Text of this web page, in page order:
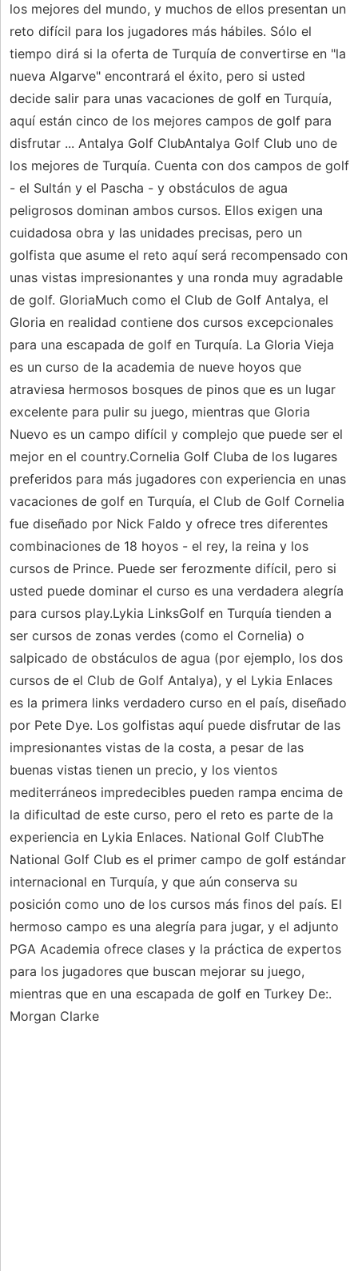
los mejores del mundo, y muchos de ellos presentan un
reto difícil para los jugadores más hábiles. Sólo el
tiempo dirá si la oferta de Turquía de convertirse en "la
nueva Algarve" encontrará el éxito, pero si usted
decide salir para unas vacaciones de golf en Turquía,
aquí están cinco de los mejores campos de golf para
disfrutar ... Antalya Golf ClubAntalya Golf Club uno de
los mejores de Turquía. Cuenta con dos campos de golf
- el Sultán y el Pascha - y obstáculos de agua
peligrosos dominan ambos cursos. Ellos exigen una
cuidadosa obra y las unidades precisas, pero un
golfista que asume el reto aquí será recompensado con
unas vistas impresionantes y una ronda muy agradable
de golf. GloriaMuch como el Club de Golf Antalya, el
Gloria en realidad contiene dos cursos excepcionales
para una escapada de golf en Turquía. La Gloria Vieja
es un curso de la academia de nueve hoyos que
atraviesa hermosos bosques de pinos que es un lugar
excelente para pulir su juego, mientras que Gloria
Nuevo es un campo difícil y complejo que puede ser el
mejor en el country.Cornelia Golf Cluba de los lugares
preferidos para más jugadores con experiencia en unas
vacaciones de golf en Turquía, el Club de Golf Cornelia
fue diseñado por Nick Faldo y ofrece tres diferentes
combinaciones de 18 hoyos - el rey, la reina y los
cursos de Prince. Puede ser ferozmente difícil, pero si
usted puede dominar el curso es una verdadera alegría
para cursos play.Lykia LinksGolf en Turquía tienden a
ser cursos de zonas verdes (como el Cornelia) o
salpicado de obstáculos de agua (por ejemplo, los dos
cursos de el Club de Golf Antalya), y el Lykia Enlaces
es la primera links verdadero curso en el país, diseñado
por Pete Dye. Los golfistas aquí puede disfrutar de las
impresionantes vistas de la costa, a pesar de las
buenas vistas tienen un precio, y los vientos
mediterráneos impredecibles pueden rampa encima de
la dificultad de este curso, pero el reto es parte de la
experiencia en Lykia Enlaces. National Golf ClubThe
National Golf Club es el primer campo de golf estándar
internacional en Turquía, y que aún conserva su
posición como uno de los cursos más finos del país. El
hermoso campo es una alegría para jugar, y el adjunto
PGA Academia ofrece clases y la práctica de expertos
para los jugadores que buscan mejorar su juego,
mientras que en una escapada de golf en Turkey De:.
Morgan Clarke